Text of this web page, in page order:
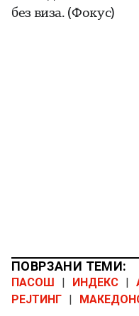
без виза. (Фокус)
ПОВРЗАНИ ТЕМИ:
ПАСОШ ИНДЕКС
РЕЈТИНГ